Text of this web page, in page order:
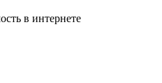
в интернете